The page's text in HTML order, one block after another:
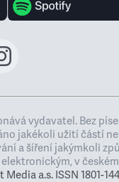
vydavatel. Bez
jakékoli užití částí
a šíření jakýmkoli
v
a.s. ISSN 1801-